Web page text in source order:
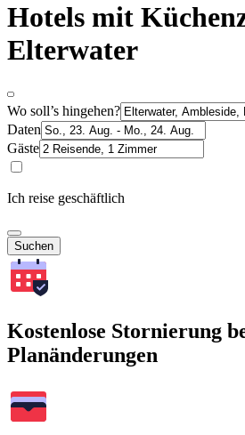
Hotels mit
Elterwater
Wo soll’s hingehen?
Daten
Gäste
Ich reise geschäftlich
Suchen
Kostenlose Stornierung
Planänderungen